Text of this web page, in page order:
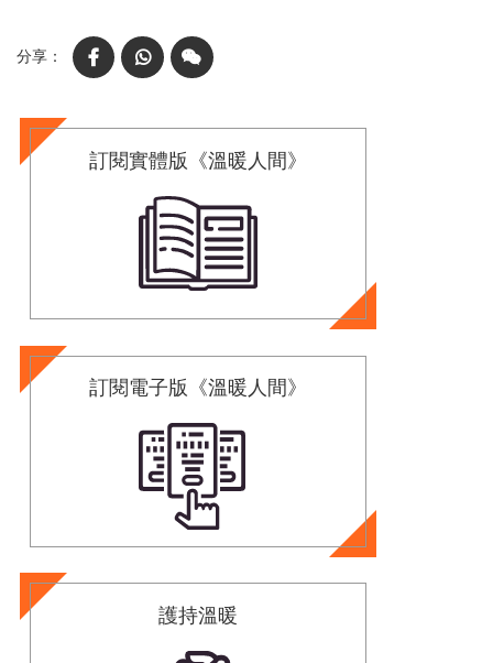
FacebookWhatsAppWeChat
訂閱實體版《溫暖人間》
訂閱電子版《溫暖人間》
護持溫暖